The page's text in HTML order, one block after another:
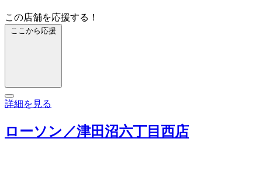
この店舗を応援する！
ここから応援
詳細を見る
ローソン／津田沼六丁目西店